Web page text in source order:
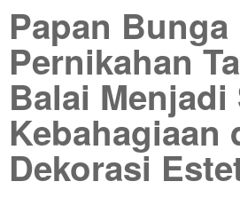
Papan Bunga
Pernikahan
Balai
Kebahagiaan
Dekorasi